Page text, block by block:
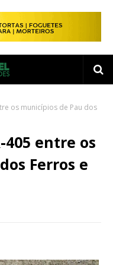
os municípios de Pau dos
405 entre os
Ferros e